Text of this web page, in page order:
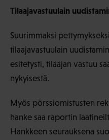
Tilaajavastuulain
Suurimmaksi
tilaajavastuulain
esitetysti, tilaajan vastuu
nykyisestä.
Myös pörssiomistusten
hanke saa raportin
Hankkeen seurauksena